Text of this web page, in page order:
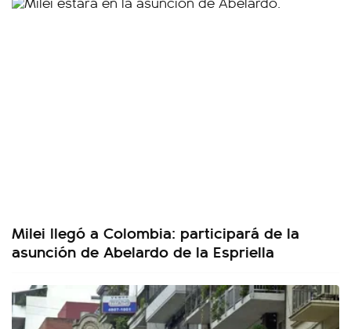
Milei llegó a Colombia: participará de la
asunción de Abelardo de la Espriella